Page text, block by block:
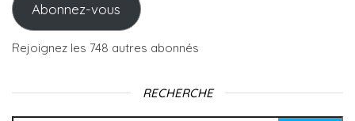
Abonnez-vous
Rejoignez les 748 autres abonnés
RECHERCHE